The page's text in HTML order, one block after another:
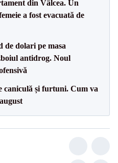
din Vâlcea. Un
a fost evacuată de
dolari pe masa
antidrog. Noul
caniculă și furtuni. Cum va